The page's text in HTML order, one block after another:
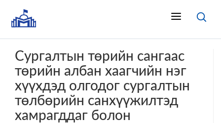
Сургалтын төрийн сангаас
төрийн албан хаагчийн нэг
хүүхдэд олгодог сургалтын
төлбөрийн санхүүжилтэд
хамрагддаг болон